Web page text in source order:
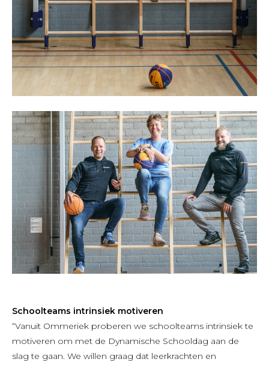
Schoolteams intrinsiek motiveren
“Vanuit Ommeriek proberen we schoolteams intrinsiek te
motiveren om met de Dynamische Schooldag aan de
slag te gaan. We willen graag dat leerkrachten en